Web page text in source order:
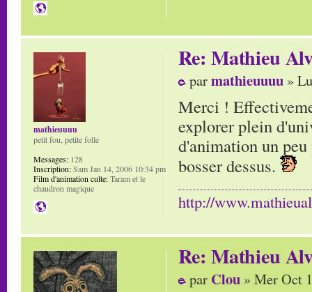
Re: Mathieu
parmathieuuuu »
Merci !
explorer plein
d'animation un
bosser dessus.
http://
mathieuuuu
petit fou, petite folle
Messages: 128
Inscription:Sam Jan 14, 2006 10:34 pm
Film d'animation culte:Taram et le
chaudron magique
Re: Mathieu
par Clou » Mer Oct